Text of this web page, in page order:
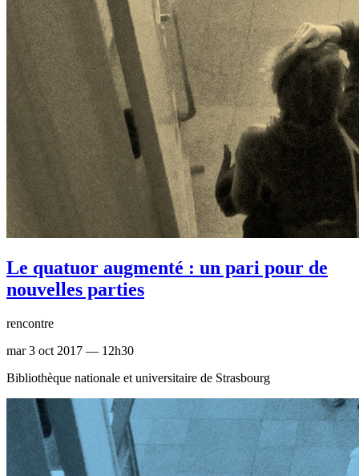
Le quatuor augmenté : un pari pour de
nouvelles parties
rencontre
mar 3 oct 2017 — 12h30
Bibliothèque nationale et universitaire de Strasbourg